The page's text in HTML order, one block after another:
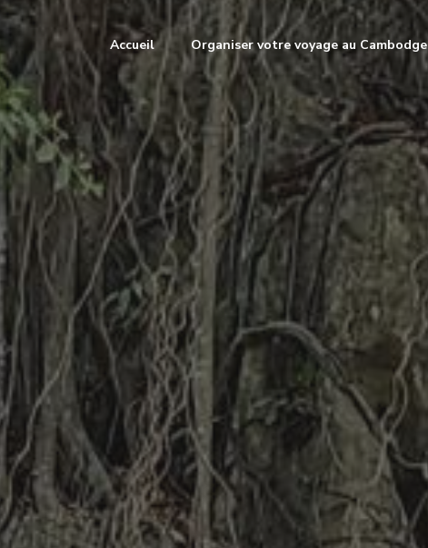
Accueil Organiser votre voyage au Cambodge